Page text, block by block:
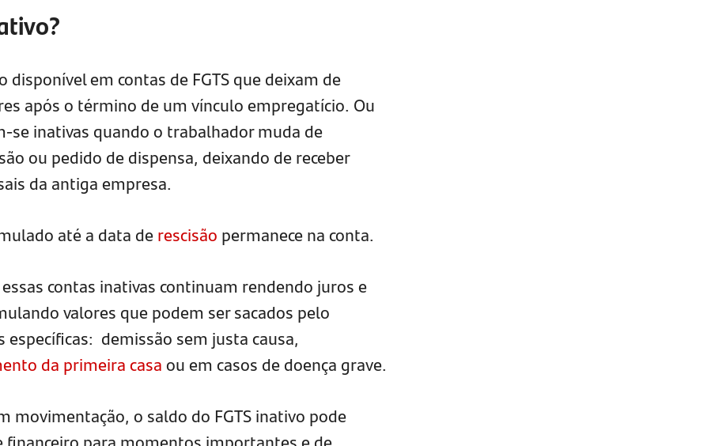
disponível em contas de FGTS que deixam de
após o término de um vínculo empregatício. Ou
se inativas quando o trabalhador muda de
ou pedido de dispensa, deixando de receber
da antiga empresa.
até a data derescisão permanece na conta.
contas inativas continuam rendendo juros e
valores que podem ser sacados pelo
específicas: demissão sem justa causa,
da primeira casaou em casos de doença grave.
movimentação, o saldo do FGTS inativo pode